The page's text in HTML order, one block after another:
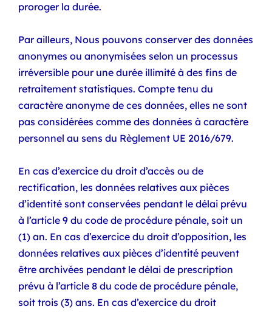
proroger la durée.
Par ailleurs, Nous pouvons conserver des données
anonymes ou anonymisées selon un processus
irréversible pour une durée illimité à des fins de
retraitement statistiques. Compte tenu du
caractère anonyme de ces données, elles ne sont
pas considérées comme des données à caractère
personnel au sens du Règlement UE 2016/679.
En cas d’exercice du droit d’accès ou de
rectification, les données relatives aux pièces
d’identité sont conservées pendant le délai prévu
à l’article 9 du code de procédure pénale, soit un
(1) an. En cas d’exercice du droit d’opposition, les
données relatives aux pièces d’identité peuvent
être archivées pendant le délai de prescription
prévu à l’article 8 du code de procédure pénale,
soit trois (3) ans. En cas d’exercice du droit